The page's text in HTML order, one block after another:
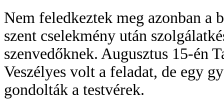
Nem feledkeztek meg azonban a
szent cselekmény után
szenvedőknek. Augusztus 15-én
Veszélyes volt a feladat, de egy
gondolták a testvérek.